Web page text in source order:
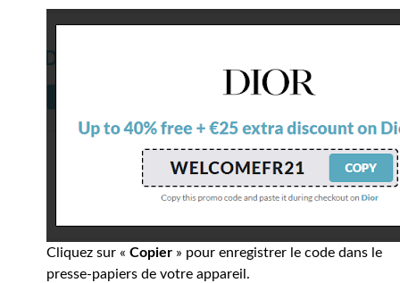
Cliquez sur « Copier » pour enregistrer le code dans le
presse-papiers de votre appareil.